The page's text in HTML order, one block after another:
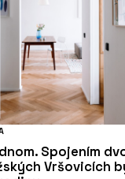
Spojením
Vršovicích